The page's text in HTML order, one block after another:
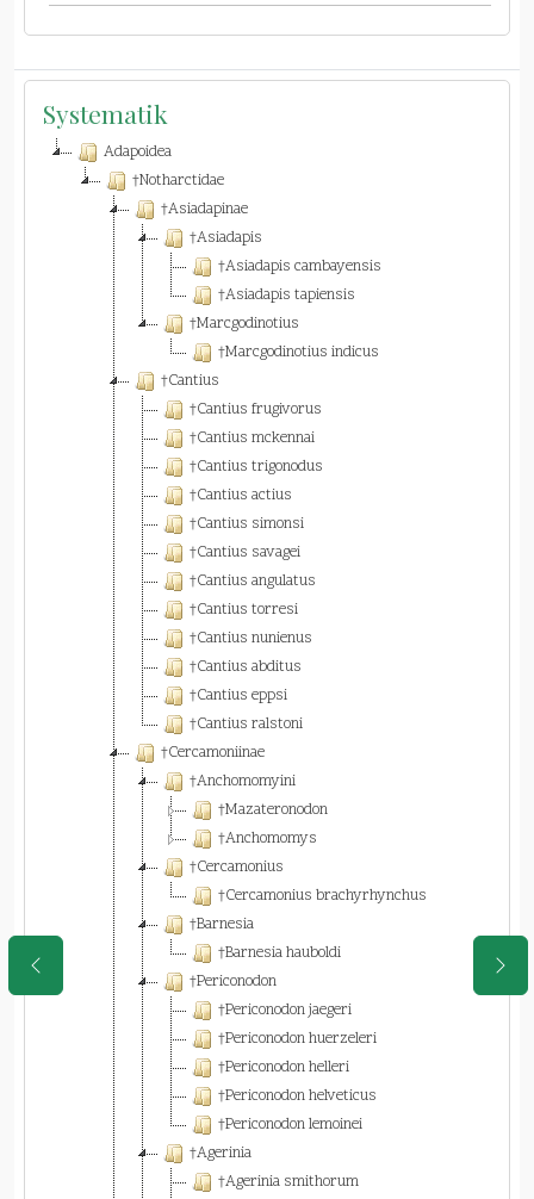
Systematik
Adapoidea
†Notharctidae
†Asiadapinae
†Asiadapis
†Asiadapis cambayensis
†Asiadapis tapiensis
†Marcgodinotius
†Marcgodinotius indicus
†Cantius
†Cantius frugivorus
†Cantius mckennai
†Cantius trigonodus
†Cantius actius
†Cantius simonsi
†Cantius savagei
†Cantius angulatus
†Cantius torresi
†Cantius nunienus
†Cantius abditus
†Cantius eppsi
†Cantius ralstoni
†Cercamoniinae
†Anchomomyini
†Mazateronodon
†Anchomomys
†Cercamonius
†Cercamonius brachyrhynchus
†Barnesia
†Barnesia hauboldi
†Periconodon
†Periconodon jaegeri
†Periconodon huerzeleri
†Periconodon helleri
†Periconodon helveticus
†Periconodon lemoinei
†Agerinia
†Agerinia smithorum